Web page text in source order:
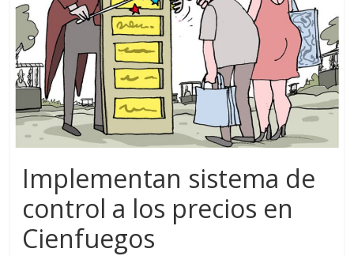
Implementan sistema de
control a los precios en
Cienfuegos